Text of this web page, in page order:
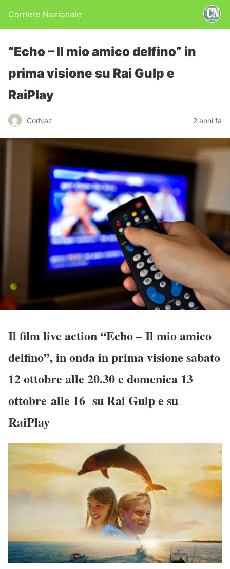
Corriere Nazionale
“Echo – Il mio amico delfino” in
prima visione su Rai Gulp e
RaiPlay
CorNaz 2 anni fa
Il film live action “Echo – Il mio amico
delfino”, in onda in prima visione sabato
12 ottobre alle 20.30 e domenica 13
ottobre alle 16 su Rai Gulp e su
RaiPlay